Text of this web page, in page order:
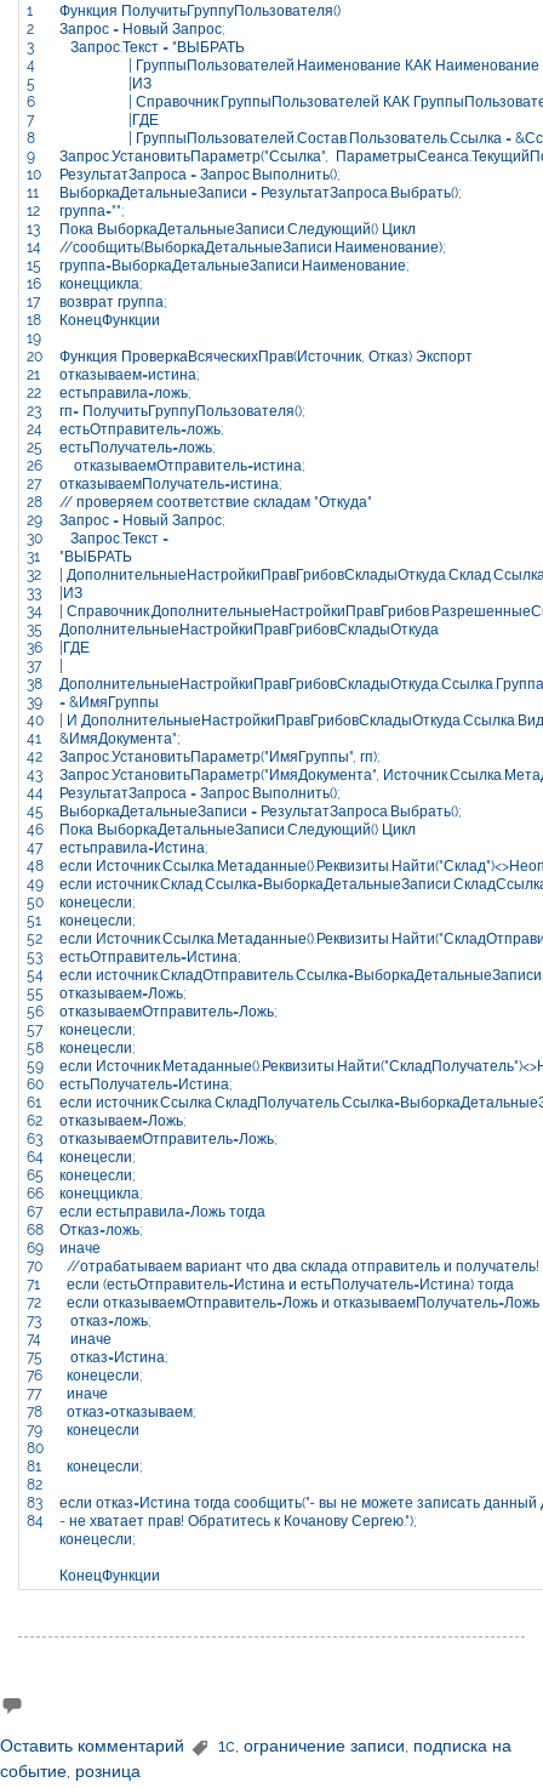
1
2
3
4
5
6
7
8
9
10
11
12
13
14
15
16
17
18
19
20
21
22
23
24
25
26
27
28
29
30
31
32
33
34
35
36
37
38
39
40
41
42
43
44
45
46
47
48
49
50
51
52
53
54
55
56
57
58
59
60
61
62
63
64
65
66
67
68
69
70
71
72
73
74
75
76
77
78
79
80
81
82
83
84
Функция ПолучитьГруппуПользователя()
Запрос = Новый Запрос;
Запрос.Текст = "ВЫБРАТЬ
| ГруппыПользователей.Наименование КАК Наименование
|ИЗ
| Справочник.ГруппыПользователей КАК
|ГДЕ
| ГруппыПользователей.Состав.Пользователь.Ссылка =
Запрос.УстановитьПараметр("Ссылка", ПараметрыСеанса.
РезультатЗапроса = Запрос.Выполнить();
ВыборкаДетальныеЗаписи = РезультатЗапроса.Выбрать();
группа="";
Пока ВыборкаДетальныеЗаписи.Следующий() Цикл
//сообщить(ВыборкаДетальныеЗаписи.Наименование);
группа=ВыборкаДетальныеЗаписи.Наименование;
конеццикла;
возврат группа;
КонецФункции
Функция ПроверкаВсяческихПрав(Источник, Отказ) Экспорт
отказываем=истина;
естьправила=ложь;
гп= ПолучитьГруппуПользователя();
естьОтправитель=ложь;
естьПолучатель=ложь;
отказываемОтправитель=истина;
отказываемПолучатель=истина;
// проверяем соответствие складам "Откуда"
Запрос = Новый Запрос;
Запрос.Текст =
"ВЫБРАТЬ
|
|ИЗ
|
ДополнительныеНастройкиПравГрибовСкладыОткуда
|ГДЕ
= &ИмяГруппы
| И
&ИмяДокумента";
Запрос.УстановитьПараметр("ИмяГруппы", гп);
Запрос.УстановитьПараметр("ИмяДокумента", Источник.Ссылка.
РезультатЗапроса = Запрос.Выполнить();
ВыборкаДетальныеЗаписи = РезультатЗапроса.Выбрать();
Пока ВыборкаДетальныеЗаписи.Следующий() Цикл
естьправила=Истина;
если Источник.Ссылка.Метаданные().Реквизиты.Найти("Склад")<>
если источник.Склад.Ссылка=ВыборкаДетальныеЗаписи.
конецесли;
конецесли;
если Источник.Ссылка.Метаданные().Реквизиты.Найти(
естьОтправитель=Истина;
если источник.СкладОтправитель.Ссылка=ВыборкаДетальныеЗаписи
отказываем=Ложь;
отказываемОтправитель=Ложь;
конецесли;
конецесли;
если Источник.Метаданные().Реквизиты.Найти("СкладПолучатель")<>
естьПолучатель=Истина;
если источник.Ссылка.СкладПолучатель.Ссылка=
отказываем=Ложь;
отказываемОтправитель=Ложь;
конецесли;
конецесли;
конеццикла;
если естьправила=Ложь тогда
Отказ=ложь;
иначе
//отрабатываем вариант что два склада отправитель и получатель!
если (естьОтправитель=Истина и естьПолучатель=Истина) тогда
если отказываемОтправитель=Ложь и отказываемПолучатель=Ложь
отказ=ложь;
иначе
отказ=Истина;
конецесли;
иначе
отказ=отказываем;
конецесли
конецесли;
если отказ=Истина тогда сообщить("- вы не можете записать
- не хватает прав! Обратитесь к Кочанову Сергею.");
конецесли;
КонецФункции
Оставить комментарий 1c ограничение записи подписка на
событие, розница